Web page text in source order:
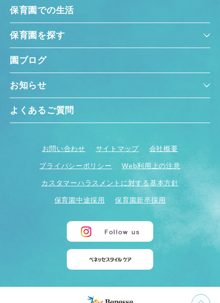
保育園での生活
保育園を探す
園ブログ
お知らせ
よくあるご質問
お問い合わせ サイトマップ 会社概要
プライバシーポリシー Web利用上の注意
カスタマーハラスメントに対する基本方針
保育園中途採用 保育園新卒採用